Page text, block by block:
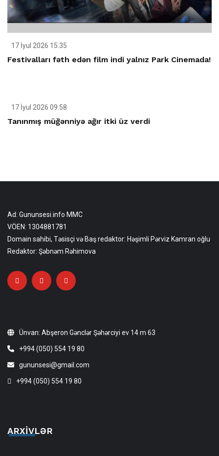
17 İyul 2026 15:35
Festivalları fəth edən film indi yalnız Park Cinemada!
17 İyul 2026 09:58
Tanınmış müğənniyə ağır itki üz verdi
Ad: Gununsesi.info MMC
VÖEN: 1304881781
Domain sahibi, Təsisçi və Baş redaktor: Həşimli Pərviz Kamran oğlu
Redaktor: Şəbnəm Rəhimova
Ünvan: Abşeron Gənclər Şəhərciyi ev 14 m 63
+994 (050) 554 19 80
gununsesi@gmail.com
+994 (050) 554 19 80
ARXIVLƏR